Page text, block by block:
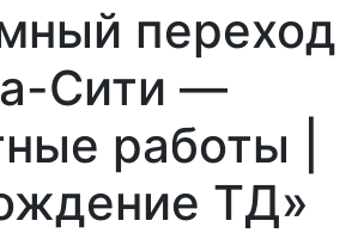
переход
Сити —
работы |
ТД»